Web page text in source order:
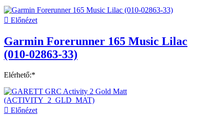
 Előnézet
Garmin Forerunner 165 Music Lilac
(010-02863-33)
Elérhető:*
 Előnézet